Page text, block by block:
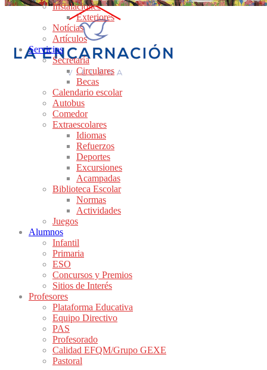
Instalaciones
Exteriores
Notícias
Artículos
Servicios
Secretaría
Circulares
Becas
Calendario escolar
Autobus
Comedor
Extraescolares
Idiomas
Refuerzos
Deportes
Excursiones
Acampadas
Biblioteca Escolar
Normas
Actividades
Juegos
Alumnos
Infantil
Primaria
ESO
Concursos y Premios
Sitios de Interés
Profesores
Plataforma Educativa
Equipo Directivo
PAS
Profesorado
Calidad EFQM/Grupo GEXE
Pastoral